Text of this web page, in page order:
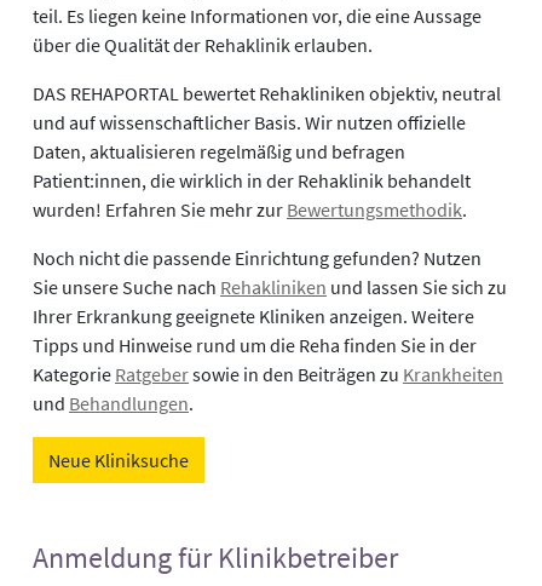
teil. Es liegen keine Informationen vor, die eine Aussage
über die Qualität der Rehaklinik erlauben.
DAS REHAPORTAL bewertet Rehakliniken objektiv, neutral
und auf wissenschaftlicher Basis. Wir nutzen offizielle
Daten, aktualisieren regelmäßig und befragen
Patient:innen, die wirklich in der Rehaklinik behandelt
wurden! Erfahren Sie mehr zur Bewertungsmethodik.
Noch nicht die passende Einrichtung gefunden? Nutzen
Sie unsere Suche nach Rehakliniken und lassen Sie sich zu
Ihrer Erkrankung geeignete Kliniken anzeigen. Weitere
Tipps und Hinweise rund um die Reha finden Sie in der
Kategorie Ratgebersowie in den Beiträgen zu Krankheiten
und Behandlungen.
Neue Kliniksuche
Anmeldung für Klinikbetreiber